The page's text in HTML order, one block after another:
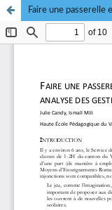
Faire une passerelle